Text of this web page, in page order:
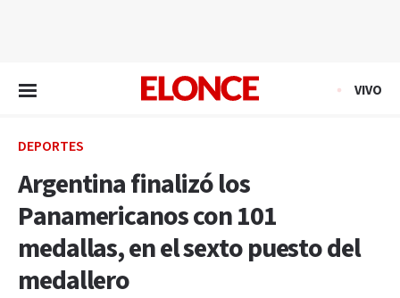
VIVO
DEPORTES
Argentina finalizó los
Panamericanos con 101
medallas, en el sexto puesto del
medallero